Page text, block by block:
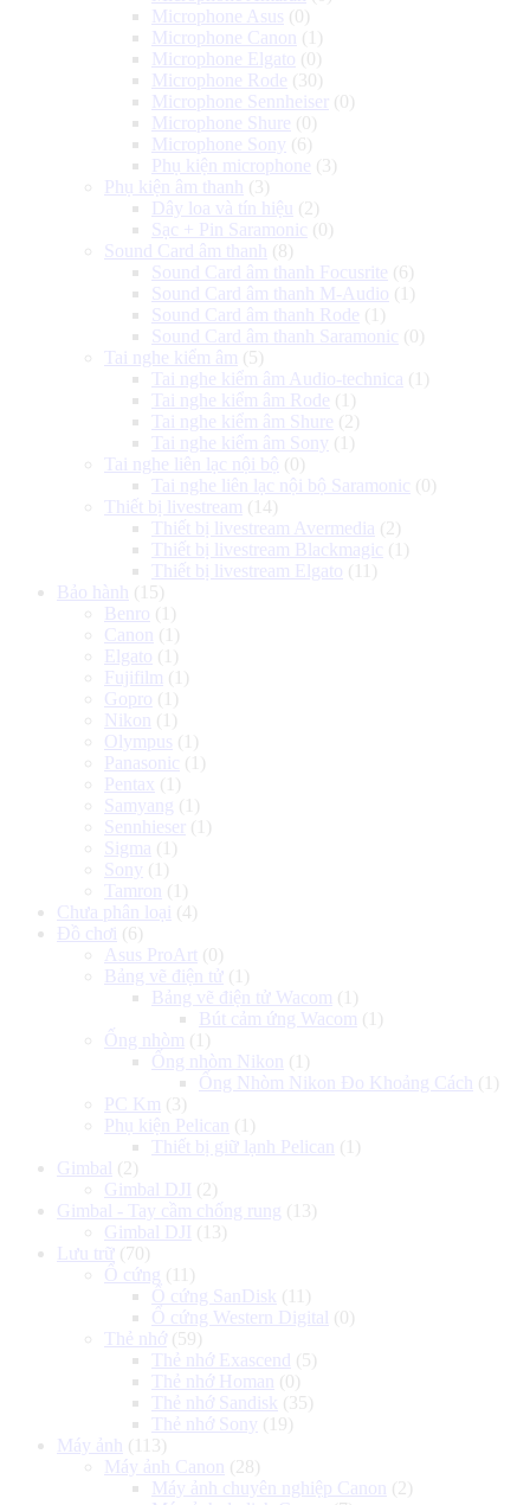
Microphone Asus (0)
Microphone Canon
(1)
Microphone Elgato (0)
Microphone Rode (30)
Microphone Sennheiser
(0)
Microphone Shure (0)
Microphone Sony (6)
Phụ kiện microphone (3)
Phụ kiện âm thanh
(3)
Dây loa và tín hiệu
(2)
Sạc + Pin Saramonic (0)
Sound Card âm thanh
(8)
Sound Card âm thanh Focusrite (6)
Sound Card âm thanh M-Audio (1)
Sound Card âm thanh Rode (1)
Sound Card âm thanh Saramonic (0)
Tai nghe kiểm âm (5)
Tai nghe kiểm âm Audio-technica (1)
Tai nghe kiểm âm Rode (1)
Tai nghe kiểm âm Shure (2)
Tai nghe kiểm âm Sony (1)
Tai nghe liên lạc nội bộ (0)
Tai nghe liên lạc nội bộ Saramonic (0)
Thiết bị livestream (14)
Thiết bị livestream Avermedia (2)
Thiết bị livestream Blackmagic (1)
Thiết bị livestream Elgato (11)
Bảo hành
(15)
Benro (1)
Canon
(1)
Elgato (1)
Fujifilm (1)
Gopro (1)
Nikon
(1)
Olympus (1)
Panasonic (1)
Pentax (1)
Samyang (1)
Sennhieser
(1)
Sigma (1)
Sony (1)
Tamron
(1)
Chưa phân loại (4)
Đồ chơi (6)
Asus ProArt (0)
Bảng vẽ điện tử (1)
Bảng vẽ điện tử Wacom (1)
Bút cảm ứng Wacom (1)
Ống nhòm (1)
Ống nhòm Nikon
(1)
Ống Nhòm Nikon Đo Khoảng Cách
(1)
PC Km (3)
Phụ kiện Pelican
(1)
Thiết bị giữ lạnh Pelican
(1)
Gimbal (2)
Gimbal DJI (2)
Gimbal - Tay cầm chống rung (13)
Gimbal DJI (13)
Lưu trữ (70)
Ổ cứng (11)
Ổ cứng SanDisk (11)
Ổ cứng Western Digital (0)
Thẻ nhớ (59)
Thẻ nhớ Exascend
(5)
Thẻ nhớ Homan
(0)
Thẻ nhớ Sandisk (35)
Thẻ nhớ Sony (19)
Máy ảnh
(113)
Máy ảnh Canon
(28)
Máy ảnh chuyên nghiệp Canon
(2)